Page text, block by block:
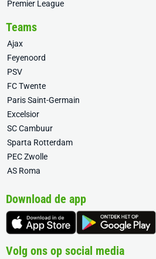
Premier League
Teams
Ajax
Feyenoord
PSV
FC Twente
Paris Saint-Germain
Excelsior
SC Cambuur
Sparta Rotterdam
PEC Zwolle
AS Roma
Download de app
Volg ons op social media